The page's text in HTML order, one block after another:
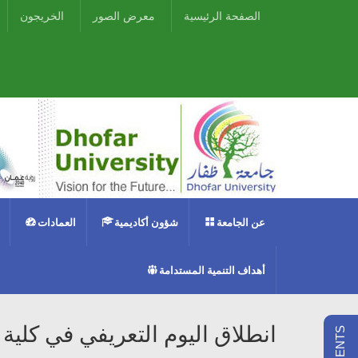
الصفحة الرئيسية معرض الصور الخريجون
عن الجامعة شؤون أكاديمية العمادات
أهداف التنمية المستدامة
انطلاق اليوم التعريفي في